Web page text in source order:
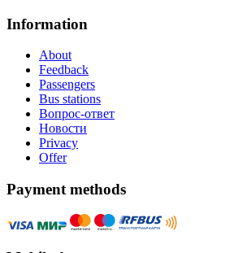
Information
About
Feedback
Passengers
Bus stations
Вопрос-ответ
Новости
Privacy
Offer
Payment methods